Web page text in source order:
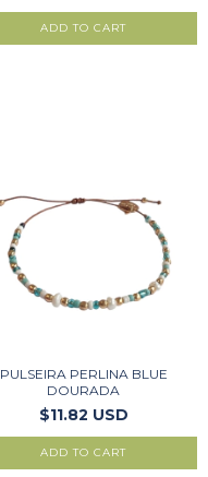
PULSEIRA PERLINA BLUE
DOURADA
$11.82 USD